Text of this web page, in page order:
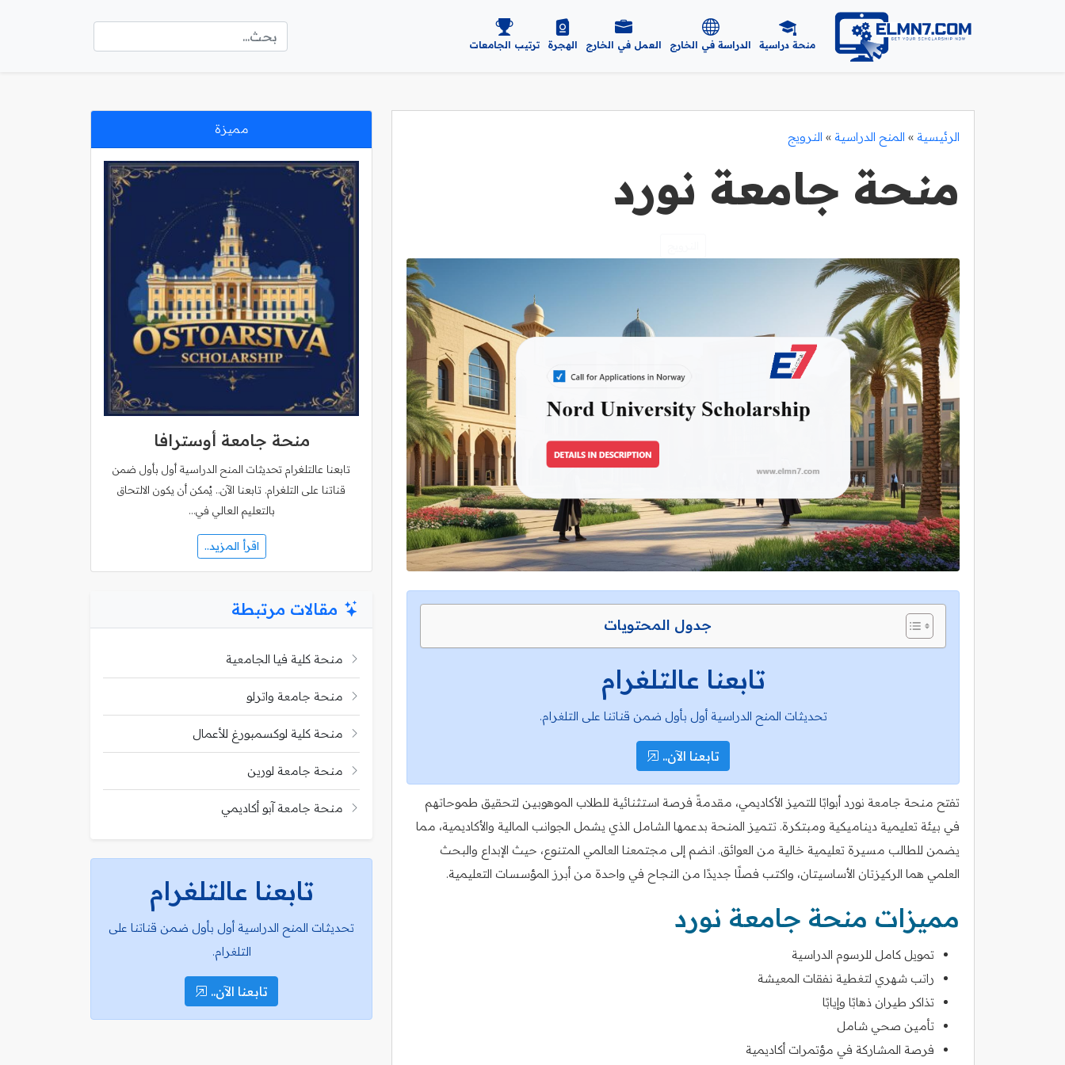
منحة دراسية الدراسة في الخارج العمل في الخارج الهجرة ترتيب الجامعات
الرئيسية » المنح الدراسية » النرويج
منحة جامعة نورد
جدول المحتويات
تابعنا عالتلغرام
تحديثات المنح الدراسية أول بأول ضمن قناتنا على التلغرام.
تابعنا الآن..
تفتح منحة جامعة نورد أبوابًا للتميز الأكاديمي، مقدمةً فرصة استثنائية للطلاب الموهوبين لتحقيق طموحاتهم
في بيئة تعليمية ديناميكية ومبتكرة. تتميز المنحة بدعمها الشامل الذي يشمل الجوانب المالية والأكاديمية، مما
يضمن للطالب مسيرة تعليمية خالية من العوائق. انضم إلى مجتمعنا العالمي المتنوع، حيث الإبداع والبحث
العلمي هما الركيزتان الأساسيتان، واكتب فصلًا جديدًا من النجاح في واحدة من أبرز المؤسسات التعليمية.
مميزات منحة جامعة نورد
تمويل كامل للرسوم الدراسية
راتب شهري لتغطية نفقات المعيشة
تذاكر طيران ذهابًا وإيابًا
تأمين صحي شامل
فرصة المشاركة في مؤتمرات أكاديمية
مميزة
منحة جامعة أوسترافا
تابعنا عالتلغرام تحديثات المنح الدراسية أول بأول ضمن
قناتنا على التلغرام. تابعنا الآن.. يُمكن أن يكون الالتحاق
بالتعليم العالي في…
اقرأ المزيد..
مقالات مرتبطة
منحة كلية فيا الجامعية
منحة جامعة واترلو
منحة كلية لوكسمبورغ للأعمال
منحة جامعة لورين
منحة جامعة آبو أكاديمي
تابعنا عالتلغرام
تحديثات المنح الدراسية أول بأول ضمن قناتنا على
التلغرام.
تابعنا الآن..